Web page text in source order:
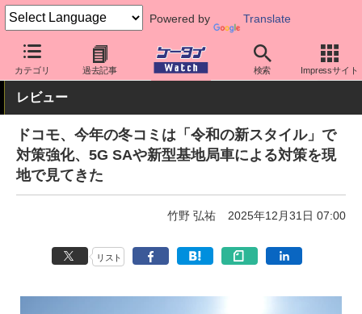
Powered by Translate
カテゴリ 過去記事 検索 Impressサイト
ケータイ Watch キャリア ドコモ ネットワーク/技術
レビュー
ドコモ、今年の冬コミは「令和の新スタイル」で
対策強化、5G SAや新型基地局車による対策を現
地で見てきた
竹野 弘祐 2025年12月31日 07:00
リスト